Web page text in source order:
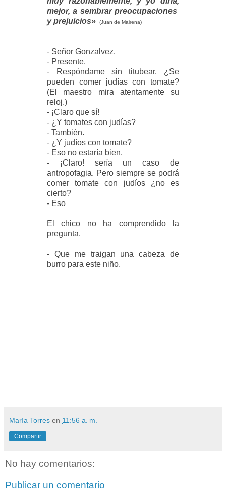
mejor, a sembrar preocupaciones
y prejuicios»
(Juan de Mairena)
- Señor Gonzalvez.
- Presente.
- Respóndame sin titubear. ¿Se
pueden comer judías con tomate?
(El maestro mira atentamente su
reloj.)
- ¡Claro que sí!
- ¿Y tomates con judías?
- También.
- ¿Y judíos con tomate?
- Eso no estaría bien.
- ¡Claro! sería un caso de
antropofagia. Pero siempre se podrá
comer tomate con judíos ¿no es
cierto?
- Eso
El chico no ha comprendido la
pregunta.
- Que me traigan una cabeza de
burro para este niño.
María Torres en 11:56 a. m.
Compartir
No hay comentarios:
Publicar un comentario